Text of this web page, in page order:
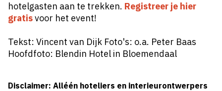
hotelgasten aan te trekken. Registreer je hier
gratisvoor het event!
Tekst: Vincent van Dijk Foto's: o.a. Peter Baas
Hoofdfoto: Blendin Hotel in Bloemendaal
Disclaimer: Alléén hoteliers en interieurontwerpers